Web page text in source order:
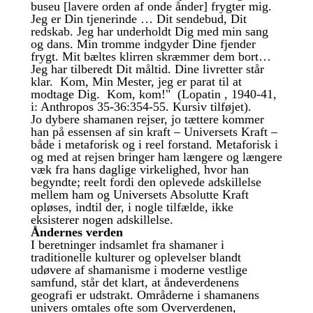
buseu [lavere orden af onde ånder] frygter mig.
Jeg er Din tjenerinde … Dit sendebud, Dit
redskab. Jeg har underholdt Dig med min sang
og dans. Min tromme indgyder Dine fjender
frygt. Mit bæltes klirren skræmmer dem bort…
Jeg har tilberedt Dit måltid. Dine livretter står
klar. Kom, Min Mester, jeg er parat til at
modtage Dig. Kom, kom!" (Lopatin , 1940-41,
i: Anthropos 35-36:354-55. Kursiv tilføjet).
Jo dybere shamanen rejser, jo tættere kommer
han på essensen af sin kraft – Universets Kraft –
både i metaforisk og i reel forstand. Metaforisk i
og med at rejsen bringer ham længere og længere
væk fra hans daglige virkelighed, hvor han
begyndte; reelt fordi den oplevede adskillelse
mellem ham og Universets Absolutte Kraft
opløses, indtil der, i nogle tilfælde, ikke
eksisterer nogen adskillelse.
Åndernes verden
I beretninger indsamlet fra shamaner i
traditionelle kulturer og oplevelser blandt
udøvere af shamanisme i moderne vestlige
samfund, står det klart, at åndeverdenens
geografi er udstrakt. Områderne i shamanens
univers omtales ofte som Oververdenen,